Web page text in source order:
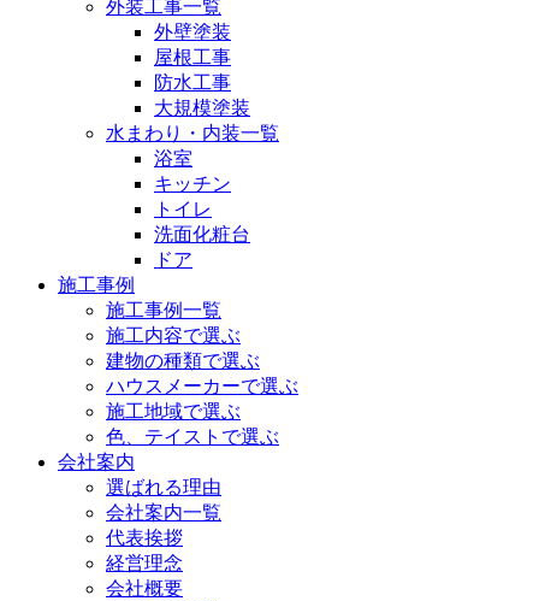
外装工事一覧
外壁塗装
屋根工事
防水工事
大規模塗装
水まわり・内装一覧
浴室
キッチン
トイレ
洗面化粧台
ドア
施工事例
施工事例一覧
施工内容で選ぶ
建物の種類で選ぶ
ハウスメーカーで選ぶ
施工地域で選ぶ
色、テイストで選ぶ
会社案内
選ばれる理由
会社案内一覧
代表挨拶
経営理念
会社概要